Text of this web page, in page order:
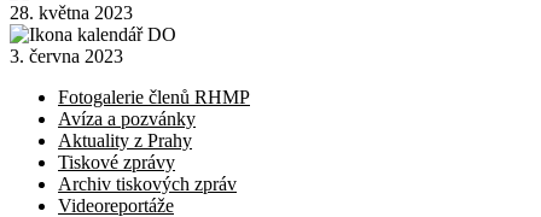
28. května 2023
3. června 2023
Fotogalerie členů RHMP
Avíza a pozvánky
Aktuality z Prahy
Tiskové zprávy
Archiv tiskových zpráv
Videoreportáže